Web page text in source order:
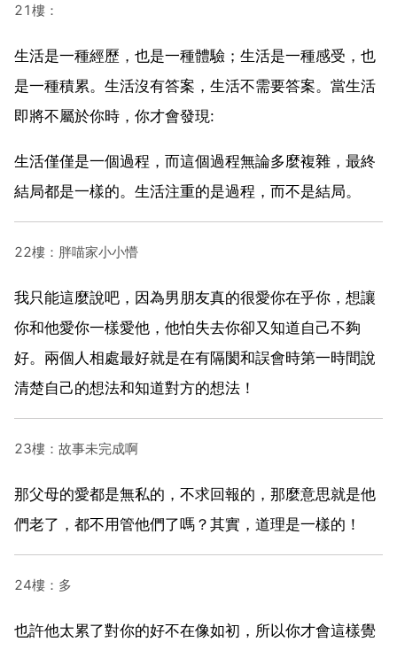
21樓：
生活是一種經歷，也是一種體驗；生活是一種感受，也
是一種積累。生活沒有答案，生活不需要答案。當生活
即將不屬於你時，你才會發現:
生活僅僅是一個過程，而這個過程無論多麼複雜，最終
結局都是一樣的。生活注重的是過程，而不是結局。
22樓：胖喵家小小懵
我只能這麼說吧，因為男朋友真的很愛你在乎你，想讓
你和他愛你一樣愛他，他怕失去你卻又知道自己不夠
好。兩個人相處最好就是在有隔閡和誤會時第一時間說
清楚自己的想法和知道對方的想法！
23樓：故事未完成啊
那父母的愛都是無私的，不求回報的，那麼意思就是他
們老了，都不用管他們了嗎？其實，道理是一樣的！
24樓：多
也許他太累了對你的好不在像如初，所以你才會這樣覺